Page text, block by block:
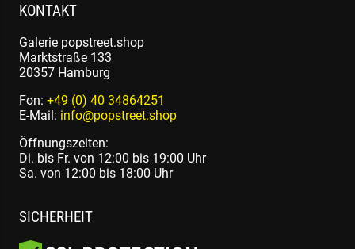
KONTAKT
Galerie popstreet.shop
Marktstraße 133
20357 Hamburg
Fon: +49 (0) 40 34864251
E-Mail: info@popstreet.shop
Öffnungszeiten:
Di. bis Fr. von 12:00 bis 19:00 Uhr
Sa. von 12:00 bis 18:00 Uhr
SICHERHEIT